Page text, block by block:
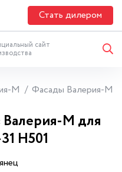
Стать дилером
сайт
М Фасады Валерия-М
М для
Н501